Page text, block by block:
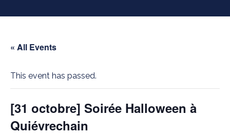
« All Events
This event has passed.
[31 octobre] Soirée Halloween à
Quiévrechain